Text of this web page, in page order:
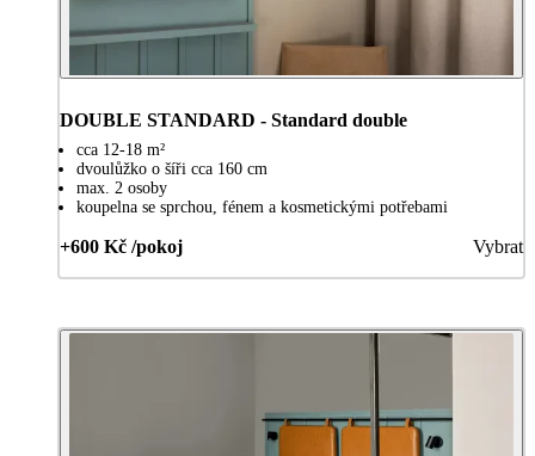
DOUBLE STANDARD - Standard double
cca 12-18 m²
dvoulůžko o šíři cca 160 cm
max. 2 osoby
koupelna se sprchou, fénem a kosmetickými potřebami
+600 Kč /pokoj Vybrat